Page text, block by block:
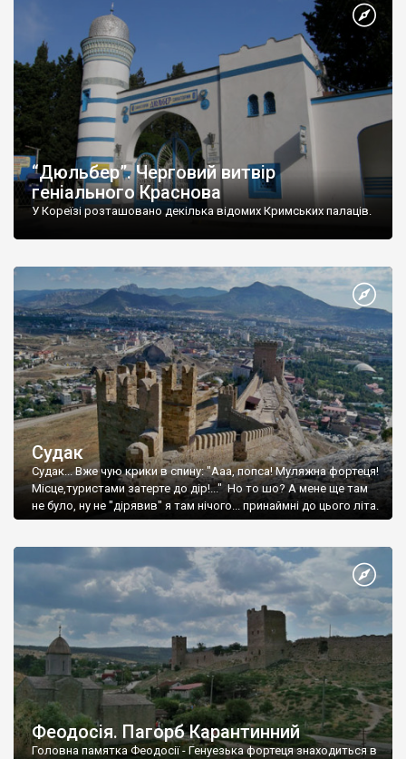
“Дюльбер”. Черговий витвір
геніального Краснова
У Кореїзі розташовано декілька відомих Кримських палаців.
Судак
Судак... Вже чую крики в спину: "Ааа, попса! Муляжна фортеця!
Місце,туристами затерте до дір!..." Но то шо? А мене ще там
не було, ну не "дірявив" я там нічого... принаймні до цього літа.
Феодосія. Пагорб Карантинний
Головна памятка Феодосії - Генуезька фортеця знаходиться в